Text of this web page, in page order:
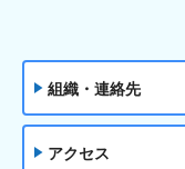
組織・連絡先
アクセス